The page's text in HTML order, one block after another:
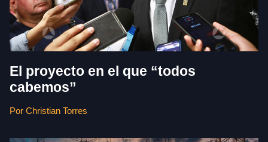
El proyecto en el que “todos
cabemos”
Por Christian Torres